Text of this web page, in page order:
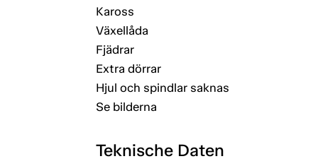
Kaross
Växellåda
Fjädrar
Extra dörrar
Hjul och spindlar saknas
Se bilderna
Teknische Daten